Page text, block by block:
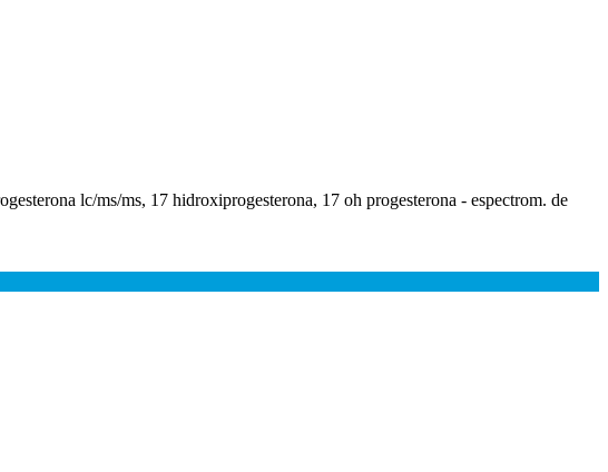
lc/ms/ms, 17 hidroxiprogesterona, 17 oh progesterona - espectrom. de